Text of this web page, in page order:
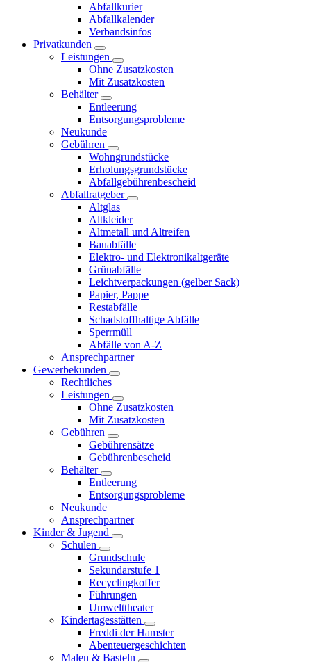
Abfallkurier
Abfallkalender
Verbandsinfos
Privatkunden
Leistungen
Ohne Zusatzkosten
Mit Zusatzkosten
Behälter
Entleerung
Entsorgungsprobleme
Neukunde
Gebühren
Wohngrundstücke
Erholungsgrundstücke
Abfallgebührenbescheid
Abfallratgeber
Altglas
Altkleider
Altmetall und Altreifen
Bauabfälle
Elektro- und Elektronikaltgeräte
Grünabfälle
Leichtverpackungen (gelber Sack)
Papier, Pappe
Restabfälle
Schadstoffhaltige Abfälle
Sperrmüll
Abfälle von A-Z
Ansprechpartner
Gewerbekunden
Rechtliches
Leistungen
Ohne Zusatzkosten
Mit Zusatzkosten
Gebühren
Gebührensätze
Gebührenbescheid
Behälter
Entleerung
Entsorgungsprobleme
Neukunde
Ansprechpartner
Kinder & Jugend
Schulen
Grundschule
Sekundarstufe 1
Recyclingkoffer
Führungen
Umwelttheater
Kindertagesstätten
Freddi der Hamster
Abenteuergeschichten
Malen & Basteln